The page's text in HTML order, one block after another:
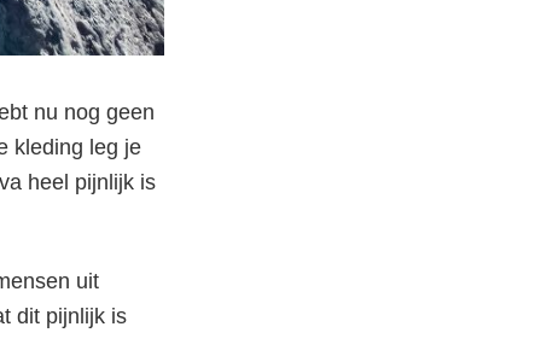
nu nog geen
kleding leg je
heel pijnlijk is
uit
dit pijnlijk is